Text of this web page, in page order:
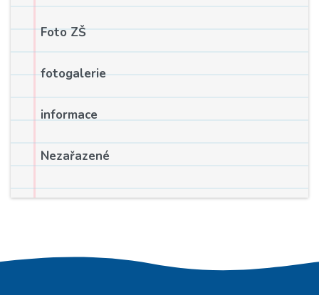
Foto ZŠ
fotogalerie
informace
Nezařazené